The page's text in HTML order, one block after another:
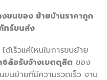
ขนของ ย้ายบ้านราคาถูก
ทร์ขนส่ง
ได้เร็วแค่ไหนในการขนย้าย
6ล้อรับจ้างเขตดุสิต ของ
ขนย้ายที่มีความรวดเร็ว งาน